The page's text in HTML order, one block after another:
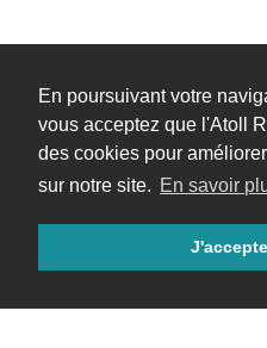
En poursuivant votre
vous acceptez que l'Atoll
des cookies pour
sur notre site. En savoir
J'accepte
Répondre…